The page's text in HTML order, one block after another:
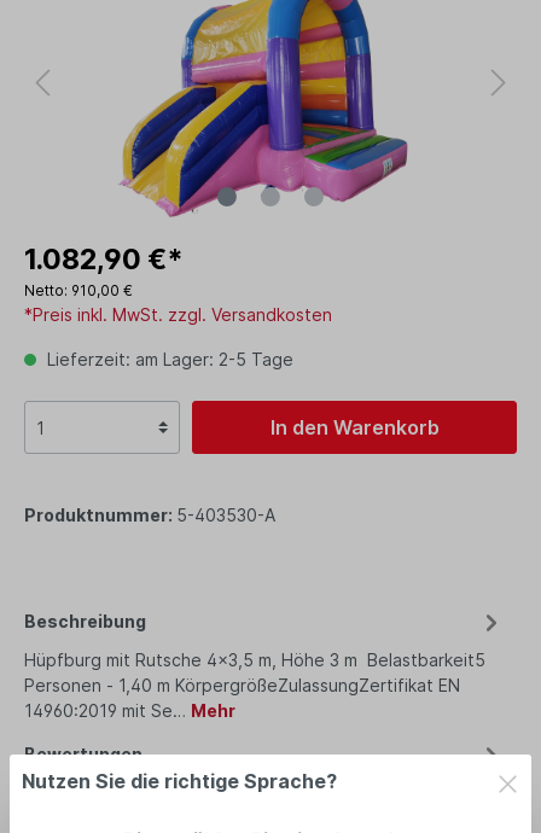
1.082,90 €*
Netto: 910,00 €
*Preis inkl. MwSt. zzgl. Versandkosten
Lieferzeit: am Lager: 2-5 Tage
In den Warenkorb
Produktnummer: 5-403530-A
Beschreibung
Hüpfburg mit Rutsche 4x3,5 m, Höhe 3 m Belastbarkeit5
Personen - 1,40 m KörpergrößeZulassungZertifikat EN
14960:2019 mit Se… Mehr
Bewertungen
Nutzen Sie die richtige Sprache?